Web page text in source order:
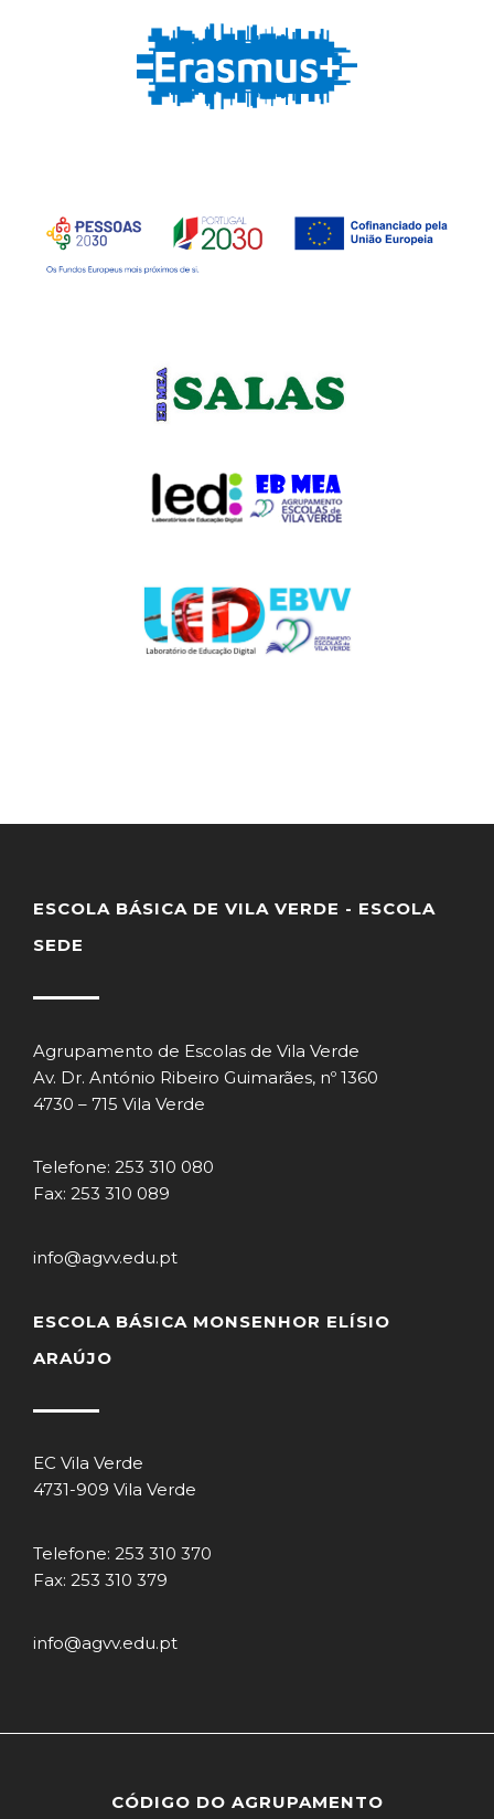
ESCOLA BÁSICA DE VILA VERDE - ESCOLA
SEDE
Agrupamento de Escolas de Vila Verde
Av. Dr. António Ribeiro Guimarães, nº 1360
4730 – 715 Vila Verde
Telefone: 253 310 080
Fax: 253 310 089
info@agvv.edu.pt
ESCOLA BÁSICA MONSENHOR ELÍSIO
ARAÚJO
EC Vila Verde
4731-909 Vila Verde
Telefone: 253 310 370
Fax: 253 310 379
info@agvv.edu.pt
CÓDIGO DO AGRUPAMENTO